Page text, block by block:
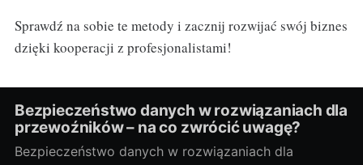
Sprawdź na sobie te metody i zacznij rozwijać swój biznes
dzięki kooperacji z profesjonalistami!
Bezpieczeństwo danych w rozwiązaniach dla
przewoźników – na co zwrócić uwagę?
Bezpieczeństwo danych w rozwiązaniach dla